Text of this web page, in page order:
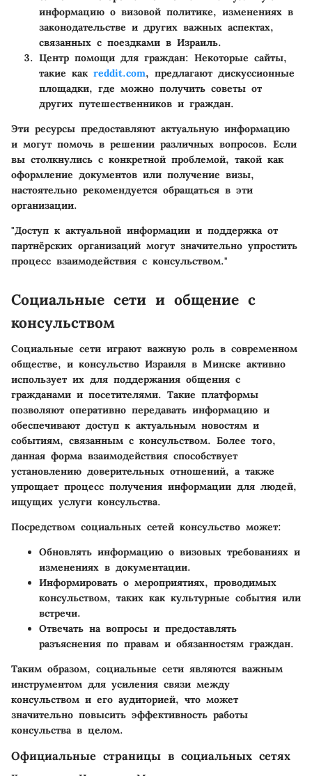
информацию о визовой политике, изменениях в
законодательстве и других важных аспектах,
связанных с поездками в Израиль.
Центр помощи для граждан: Некоторые сайты,
такие как reddit.com, предлагают дискуссионные
площадки, где можно получить советы от
других путешественников и граждан.
Эти ресурсы предоставляют актуальную информацию
и могут помочь в решении различных вопросов. Если
вы столкнулись с конкретной проблемой, такой как
оформление документов или получение визы,
настоятельно рекомендуется обращаться в эти
организации.
"Доступ к актуальной информации и поддержка от
партнёрских организаций могут значительно упростить
процесс взаимодействия с консульством."
Социальные сети и общение с
консульством
Социальные сети играют важную роль в современном
обществе, и консульство Израиля в Минске активно
использует их для поддержания общения с
гражданами и посетителями. Такие платформы
позволяют оперативно передавать информацию и
обеспечивают доступ к актуальным новостям и
событиям, связанным с консульством. Более того,
данная форма взаимодействия способствует
установлению доверительных отношений, а также
упрощает процесс получения информации для людей,
ищущих услуги консульства.
Посредством социальных сетей консульство может:
Обновлять информацию о визовых требованиях и
изменениях в документации.
Информировать о мероприятиях, проводимых
консульством, таких как культурные события или
встречи.
Отвечать на вопросы и предоставлять
разъяснения по правам и обязанностям граждан.
Таким образом, социальные сети являются важным
инструментом для усиления связи между
консульством и его аудиторией, что может
значительно повысить эффективность работы
консульства в целом.
Официальные страницы в социальных сетях